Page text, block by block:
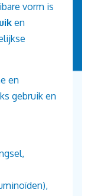
vorm is
en
en
gebruik en